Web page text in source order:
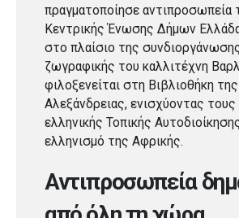
πραγματοποίησε αντιπροσωπεία
Κεντρικής Ένωσης Δήμων
στο πλαίσιο της
ζωγραφικής του καλλιτέχνη
φιλοξενείται στη Βιβλιοθήκη της
Αλεξάνδρειας, ενισχύοντας
ελληνικής Τοπικής
ελληνισμό της Αφρικής.
Αντιπροσωπεία